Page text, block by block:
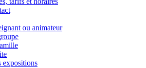
ou animateur
expositions